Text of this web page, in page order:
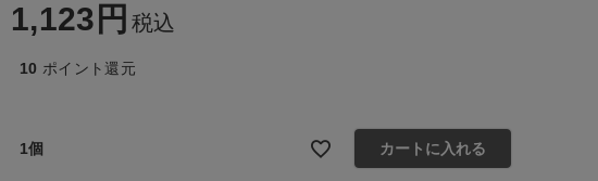
1,123 税込
10 ポイント還元
1個 カートに入れる